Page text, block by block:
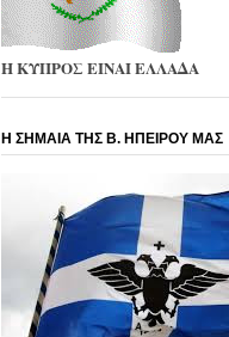
Η ΚΥΠΡΟΣ ΕΙΝΑΙ ΕΛΛΑΔΑ
Η ΣΗΜΑΙΑ ΤΗΣ Β. ΗΠΕΙΡΟΥ ΜΑΣ